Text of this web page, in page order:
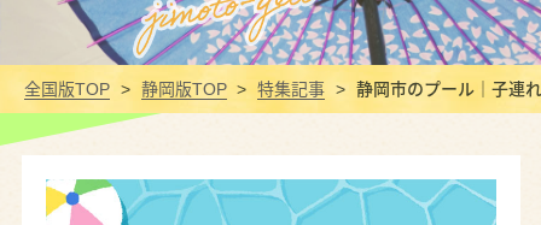
全国版TOP 静岡版TOP 特集記事 静岡市のプール｜子連